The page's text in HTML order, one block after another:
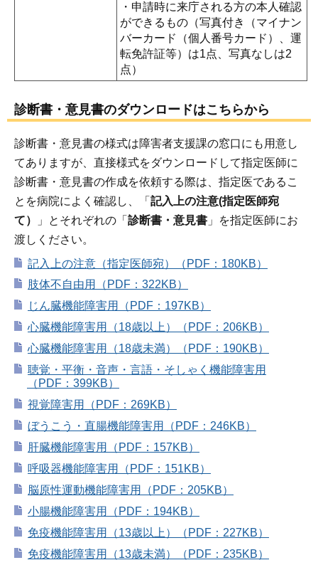
・申請時に来庁される方の本人確認
ができるもの（写真付き（マイナン
バーカード（個人番号カード）、運
転免許証等）は1点、写真なしは2
点）
診断書・意見書のダウンロードはこちらから
診断書・意見書の様式は障害者支援課の窓口にも用意し
てありますが、直接様式をダウンロードして指定医師に
診断書・意見書の作成を依頼する際は、指定医であるこ
とを病院によく確認し、「 記入上の注意(指定医師宛
て）
」とそれぞれの「 診断書・意見書 」を指定医師にお
渡しください。
記入上の注意（指定医師宛）（PDF：180KB）
肢体不自由用（PDF：322KB）
じん臓機能障害用（PDF：197KB）
心臓機能障害用（18歳以上）（PDF：206KB）
心臓機能障害用（18歳未満）（PDF：190KB）
聴覚・平衡・音声・言語・そしゃく機能障害用
（PDF：399KB）
視覚障害用（PDF：269KB）
ぼうこう・直腸機能障害用（PDF：246KB）
肝臓機能障害用（PDF：157KB）
呼吸器機能障害用（PDF：151KB）
脳原性運動機能障害用（PDF：205KB）
小腸機能障害用（PDF：194KB）
免疫機能障害用（13歳以上）（PDF：227KB）
免疫機能障害用（13歳未満）（PDF：235KB）